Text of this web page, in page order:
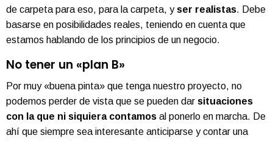
de carpeta para eso, para la carpeta, yser realistas. Debe
basarse en posibilidades reales, teniendo en cuenta que
estamos hablando de los principios de un negocio.
No tener un «plan B»
Por muy «buena pinta» que tenga nuestro proyecto, no
podemos perder de vista que se pueden dar situaciones
con la que ni siquiera contamos al ponerlo en marcha. De
ahí que siempre sea interesante anticiparse y contar una